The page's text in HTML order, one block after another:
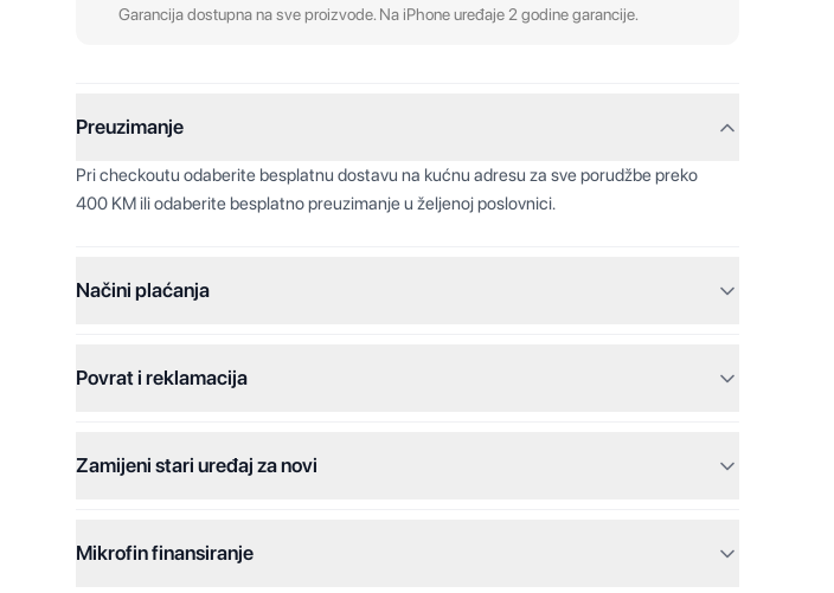
Garancija dostupna na sve proizvode. Na iPhone uređaje 2 godine garancije.
Preuzimanje
Pri checkoutu odaberite besplatnu dostavu na kućnu adresu za sve porudžbe preko
400 KM ili odaberite besplatno preuzimanje u željenoj poslovnici.
Načini plaćanja
Jednokratna plaćanja:
Dodatne opcije:
Online plaćanje na rate:
Povrat i reklamacija
Zamijeni stari uređaj za novi
Mikrofin finansiranje